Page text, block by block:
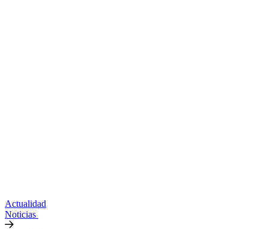
Actualidad
Noticias